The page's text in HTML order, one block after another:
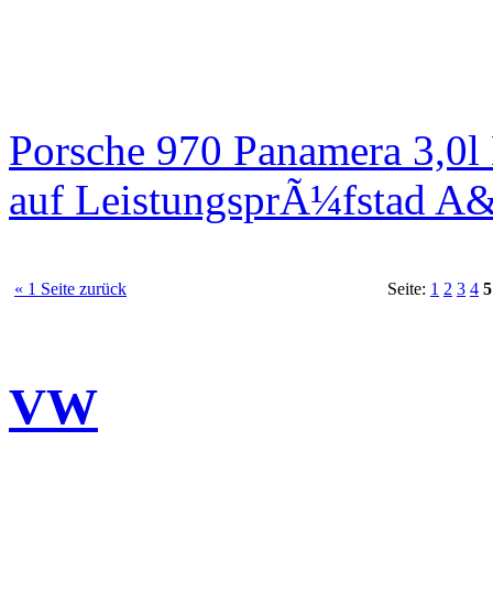
Porsche 970 Panamera
auf LeistungsprÃ¼fstad
« 1 Seite zurück Seite: 1 2 3 4 5
VW